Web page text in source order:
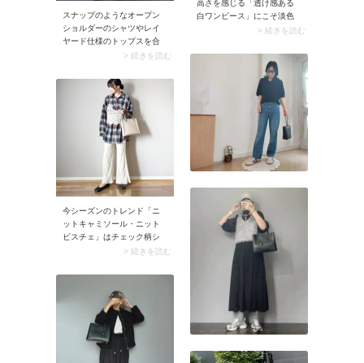
高さを感じる「透け感ある
白ワンピース」にこそ淡色
デニムパンツが似合いま
心して着こなせる上に、今
どきのレイヤードコーデが
即完成。また明るい色のワ
ンピースとパンツの組み合
わせなら重ね着しても重た
く見えず、春らしいファッ
ションに決まりますよ。
> 続きを読む
スナップのようなオープン
ショルダーのシャツやレイ
ヤード仕様のトップスを合
わせれば、短めパンツが大
いトップスにモード感があ
るため、バミューダパンツ
をスタイリッシュに着こな
> 続きを読む
今シーズンのトレンド「ニ
ットキャミソール・ニット
ビスチェ」はチェック柄シ
ャツと相性バツグン。上に
シャツに鮮度が加わり、今
とリラクシーなレイヤード
スタイルを演出します。
> 続きを読む